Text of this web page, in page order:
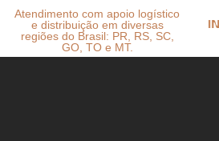
Atendimento com apoio logístico
e distribuição em diversas
regiões do Brasil: PR, RS, SC,
GO, TO e MT.